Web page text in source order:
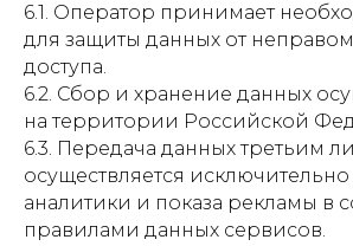
6.1. Оператор принимает
для защиты данных от
доступа.
6.2. Сбор и хранение данных
на территории Российской
6.3. Передача данных третьим
осуществляется
аналитики и показа рекламы в
правилами данных сервисов.